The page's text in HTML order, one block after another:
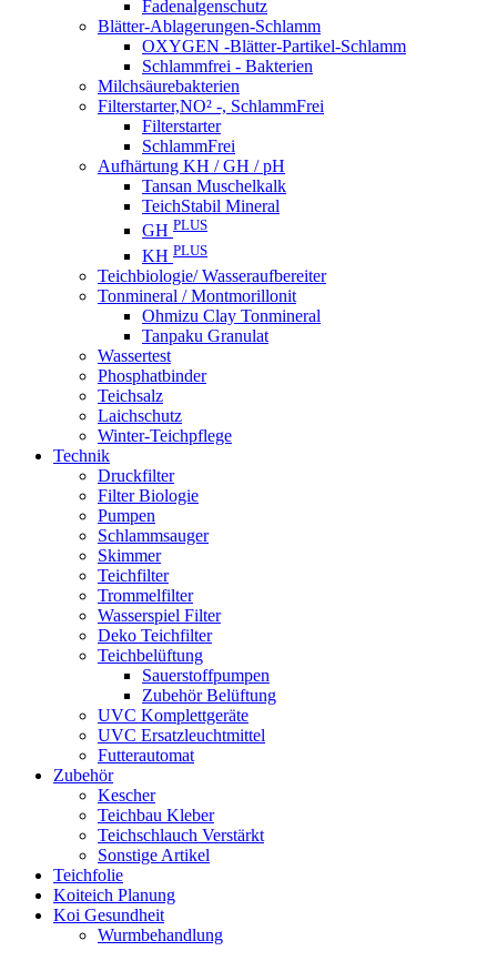
Fadenalgenschutz
Blätter-Ablagerungen-Schlamm
OXYGEN -Blätter-Partikel-Schlamm
Schlammfrei - Bakterien
Milchsäurebakterien
Filterstarter,NO² -, SchlammFrei
Filterstarter
SchlammFrei
Aufhärtung KH / GH / pH
Tansan Muschelkalk
TeichStabil Mineral
GH PLUS
KH PLUS
Teichbiologie/ Wasseraufbereiter
Tonmineral / Montmorillonit
Ohmizu Clay Tonmineral
Tanpaku Granulat
Wassertest
Phosphatbinder
Teichsalz
Laichschutz
Winter-Teichpflege
Technik
Druckfilter
Filter Biologie
Pumpen
Schlammsauger
Skimmer
Teichfilter
Trommelfilter
Wasserspiel Filter
Deko Teichfilter
Teichbelüftung
Sauerstoffpumpen
Zubehör Belüftung
UVC Komplettgeräte
UVC Ersatzleuchtmittel
Futterautomat
Zubehör
Kescher
Teichbau Kleber
Teichschlauch Verstärkt
Sonstige Artikel
Teichfolie
Koiteich Planung
Koi Gesundheit
Wurmbehandlung